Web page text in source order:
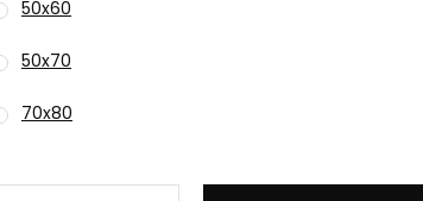
50x60
50x70
70x80